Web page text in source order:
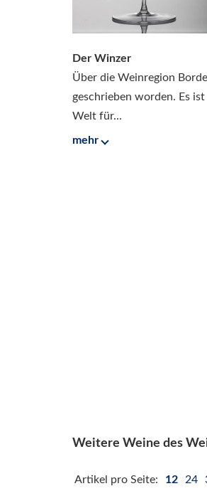
Der Winzer
Über die Weinregion
geschrieben worden. Es
Welt für...
mehr
Weitere Weine des
Artikel pro Seite: 12 24